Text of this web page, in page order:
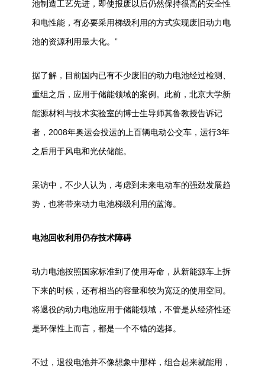
池制造工艺先进，即使报废以后仍然保持很高的安全性
和电性能，有必要采用梯级利用的方式实现废旧动力电
池的资源利用最大化。”
据了解，目前国内已有不少废旧的动力电池经过检测、
重组之后，应用于储能领域的案例。此前，北京大学新
能源材料与技术实验室的博士生导师其鲁教授告诉记
者，2008年奥运会投运的上百辆电动公交车，运行3年
之后用于风电和光伏储能。
采访中，不少人认为，考虑到未来电动车的强劲发展趋
势，也将带来动力电池梯级利用的蓝海。
电池回收利用仍存技术障碍
动力电池按照国家标准到了使用寿命，从新能源车 上拆
下来的时候，还有相当的容量和较为宽泛的使用空间。
将退役的动力电池应用于储能领域，不管是从经济性还
是环保性上而言，都是一个不错的选择。
不过，退役电池并不像想象中那样，组合起来就能用，